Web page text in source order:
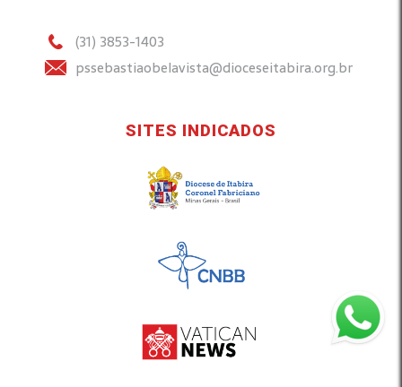
(31) 3853-1403
pssebastiaobelavista@dioceseitabira.org.br
SITES INDICADOS